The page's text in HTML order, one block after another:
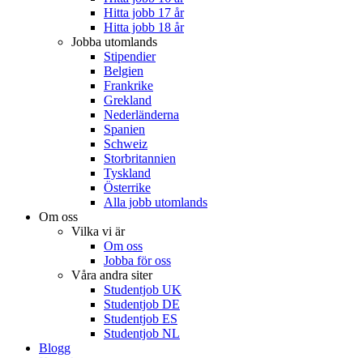
Hitta jobb 17 år
Hitta jobb 18 år
Jobba utomlands
Stipendier
Belgien
Frankrike
Grekland
Nederländerna
Spanien
Schweiz
Storbritannien
Tyskland
Österrike
Alla jobb utomlands
Om oss
Vilka vi är
Om oss
Jobba för oss
Våra andra siter
Studentjob UK
Studentjob DE
Studentjob ES
Studentjob NL
Blogg